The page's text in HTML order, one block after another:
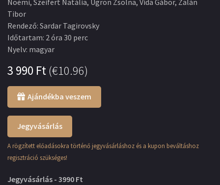
Tibor
Rendező: Sardar Tagirovsky
Időtartam: 2 óra 30 perc
Nyelv: magyar
3 990 Ft(€10.96)
Ajándékba veszem
Jegyvásárlás
A rögzített előadásokra történő jegyvásárláshoz és a kupon beváltáshoz
regisztráció szükséges!
Jegyvásárlás - 3990 Ft